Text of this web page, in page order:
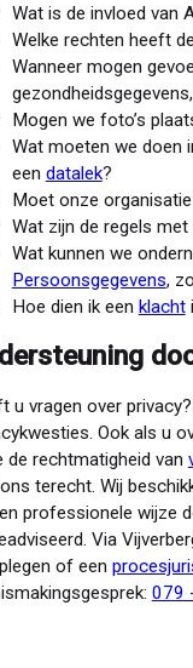
Wat is de invloed van
Welke rechten heeft
Wanneer mogen
Mogen we foto’s
Wat moeten we doen
een datalek?
Moet onze
Wat zijn de regels
Wat kunnen we
Persoonsgegevens,
Hoe dien ik een klacht
u vragen over
Ook als u
de rechtmatigheid van
terecht. Wij
professionele wijze
Via
of een
079